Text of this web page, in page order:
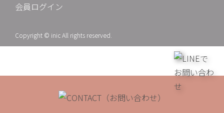
会員ログイン
Copyright © inic All rights reserved.